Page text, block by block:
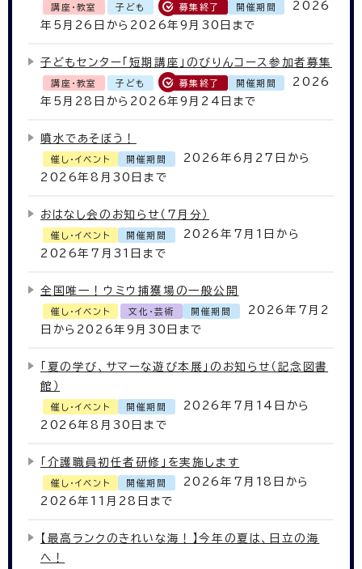
講座・教室 子ども 募集終了 開催期間
2026
年5月26日から2026年9月30日まで
子どもセンター「短期講座」のびりんコース参加者募集
講座・教室 子ども 募集終了 開催期間
2026
年5月28日から2026年9月24日まで
噴水であそぼう！
催し・イベント 開催期間
2026年6月27日から
2026年8月30日まで
おはなし会のお知らせ（7月分）
催し・イベント 開催期間
2026年7月1日から
2026年7月31日まで
全国唯一！ウミウ捕獲場の一般公開
催し・イベント 文化・芸術 開催期間
2026年7月2
日から2026年9月30日まで
「夏の学び、サマーな遊び本展」のお知らせ（記念図書
館）
催し・イベント 開催期間
2026年7月14日から
2026年8月30日まで
「介護職員初任者研修」を実施します
催し・イベント 開催期間
2026年7月18日から
2026年11月28日まで
【最高ランクのきれいな海！】今年の夏は、日立の海
へ！